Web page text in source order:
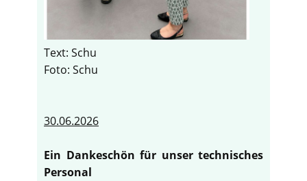
Text: Schu
Foto: Schu
30.06.2026
Ein Dankeschön für unser technisches
Personal